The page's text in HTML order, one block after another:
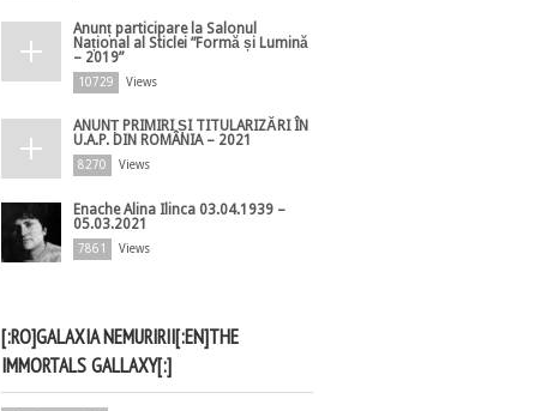
Anunț participare la Salonul
Național al Sticlei ”Formă și Lumină
– 2019”
10729 Views
ANUNȚ PRIMIRI ȘI TITULARIZĂRI ÎN
U.A.P. DIN ROMÂNIA – 2021
8270 Views
Enache Alina Ilinca 03.04.1939 –
05.03.2021
7861 Views
[:RO]GALAXIA NEMURIRII[:EN]THE
IMMORTALS GALLAXY[:]